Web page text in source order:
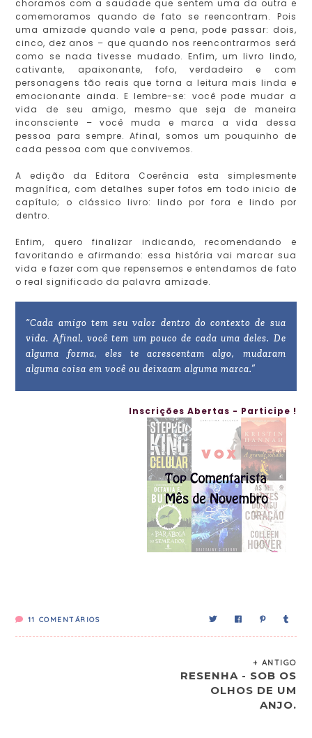
choramos com a saudade que sentem uma da outra e
comemoramos quando de fato se reencontram. Pois
uma amizade quando vale a pena, pode passar: dois,
cinco, dez anos – que quando nos reencontrarmos será
como se nada tivesse mudado. Enfim, um livro lindo,
cativante, apaixonante, fofo, verdadeiro e com
personagens tão reais que torna a leitura mais linda e
emocionante ainda. E lembre-se: você pode mudar a
vida de seu amigo, mesmo que seja de maneira
inconsciente – você muda e marca a vida dessa
pessoa para sempre. Afinal, somos um pouquinho de
cada pessoa com que convivemos.
A edição da Editora Coerência esta simplesmente
magnífica, com detalhes super fofos em todo inicio de
capítulo; o clássico livro: lindo por fora e lindo por
dentro.
Enfim, quero finalizar indicando, recomendando e
favoritando e afirmando: essa história vai marcar sua
vida e fazer com que repensemos e entendamos de fato
o real significado da palavra amizade.
“Cada amigo tem seu valor dentro do contexto de sua
vida. Afinal, você tem um pouco de cada uma deles. De
alguma forma, eles te acrescentam algo, mudaram
alguma coisa em você ou deixaam alguma marca.”
Inscrições Abertas - Participe !
11 COMENTÁRIOS
+ ANTIGO
RESENHA - SOB OS
OLHOS DE UM
ANJO.